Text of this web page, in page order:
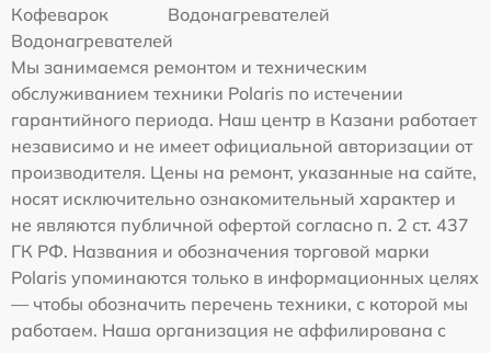
Кофеварок
Водонагревателей
Водонагревателей
Мы занимаемся ремонтом и техническим
обслуживанием техники Polaris по истечении
гарантийного периода. Наш центр в Казани работает
независимо и не имеет официальной авторизации от
производителя. Цены на ремонт, указанные на сайте,
носят исключительно ознакомительный характер и
не являются публичной офертой согласно п. 2 ст. 437
ГК РФ. Названия и обозначения торговой марки
Polaris упоминаются только в информационных целях
— чтобы обозначить перечень техники, с которой мы
работаем. Наша организация не аффилирована с